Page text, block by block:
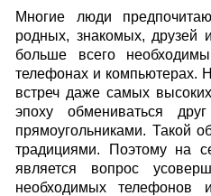
Многие люди
родных, знакомых, друзей
больше всего
телефонах и компьютерах.
встреч даже самых
эпоху обмениваться
прямоугольниками. Такой
традициями. Поэтому на
является вопрос
необходимых телефонов